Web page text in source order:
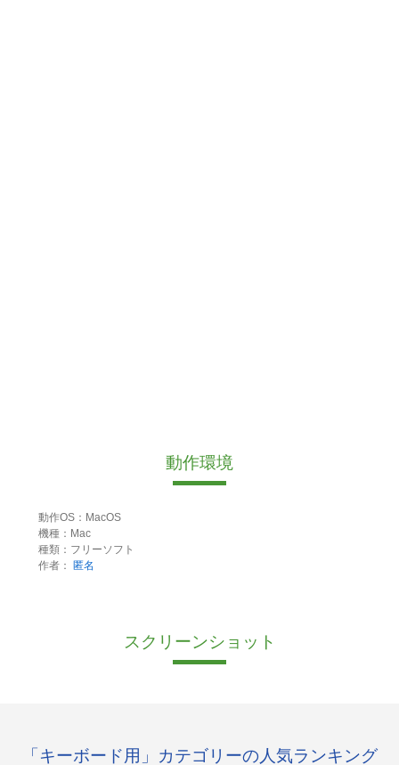
動作環境
動作OS：MacOS
機種：Mac
種類：フリーソフト
作者：
匿名
スクリーンショット
「キーボード用」カテゴリーの人気ランキング